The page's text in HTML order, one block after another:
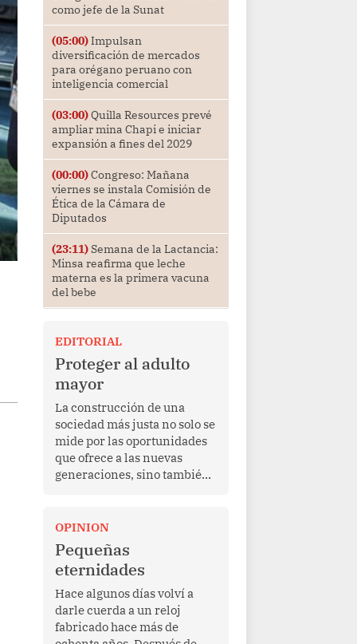
como jefe de la Sunat
(05:00)Impulsan
diversificación de mercados
para orégano peruano con
inteligencia comercial
(03:00)Quilla Resources prevé
ampliar mina Chapi e iniciar
expansión a fines del 2029
(00:00)Congreso: Mañana
viernes se instala Comisión de
Ética de la Cámara de
Diputados
(23:11)Semana de la Lactancia:
Minsa reafirma que leche
materna es la primera vacuna
del bebe
EDITORIAL
Proteger al adulto
mayor
La construcción de una
sociedad más justa no solo se
mide por las oportunidades
que ofrece a las nuevas
generaciones, sino también
de una vida de esfuerzo y
trabajo, afrontan la vejez en
condiciones de
vulnerabilidad. El anuncio
formulado por la presidenta
de la república, Keiko
Fujimori, de incrementar de
OPINION
Pequeñas
eternidades
Hace algunos días volví a
darle cuerda a un reloj
fabricado hace más de